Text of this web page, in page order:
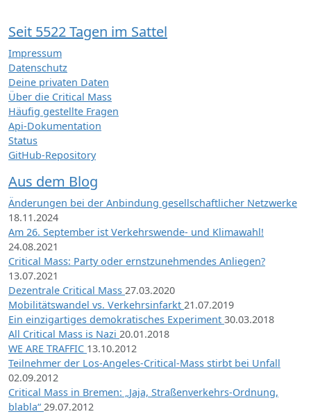
Seit 5522 Tagen im Sattel
Impressum
Datenschutz
Deine privaten Daten
Über die Critical Mass
Häufig gestellte Fragen
Api-Dokumentation
Status
GitHub-Repository
Aus dem Blog
Änderungen bei der Anbindung gesellschaftlicher Netzwerke
18.11.2024
Am 26. September ist Verkehrswende- und Klimawahl!
24.08.2021
Critical Mass: Party oder ernstzunehmendes Anliegen?
13.07.2021
Dezentrale Critical Mass 27.03.2020
Mobilitätswandel vs. Verkehrsinfarkt 21.07.2019
Ein einzigartiges demokratisches Experiment 30.03.2018
All Critical Mass is Nazi 20.01.2018
WE ARE TRAFFIC 13.10.2012
Teilnehmer der Los-Angeles-Critical-Mass stirbt bei Unfall
02.09.2012
Critical Mass in Bremen: „Jaja, Straßenverkehrs-Ordnung,
blabla“ 29.07.2012